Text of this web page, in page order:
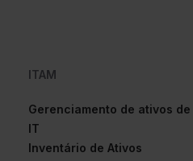
ITAM
Gerenciamento de ativos de
IT
Inventário de Ativos